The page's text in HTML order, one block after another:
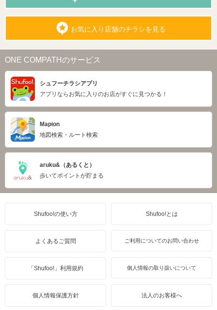
お気に入り店舗のチラシを見る
ONE COMPATHのサービス
シュフーチラシアプリ
アプリならお気に入りのお店がすぐに見つかる！
Mapion
地図検索・ルート検索
aruku&（あるくと）
歩いてポイントが貯まる
Shufoo!の使い方 Shufoo!とは
よくあるご質問 ご利用についてのお問い合わせ
「Shufoo!」利用規約 個人情報の取り扱いについて
個人情報保護方針 法人のお客様へ